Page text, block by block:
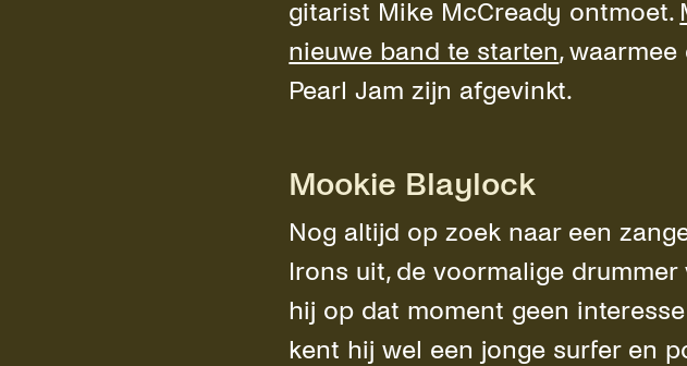
gitarist Mike McCready ontmoet.
nieuwe band te starten,
Pearl Jam zijn afgevinkt.
Mookie Blaylock
Nog altijd op zoek naar een
Irons uit, de voormalige
hij op dat moment geen
kent hij wel een jonge surfer en